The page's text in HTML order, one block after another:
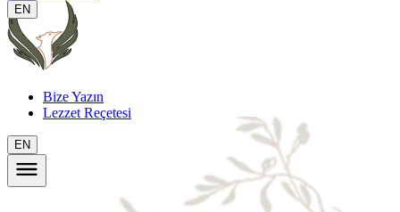
Bize Yazın
Lezzet Reçetesi
EN
EN